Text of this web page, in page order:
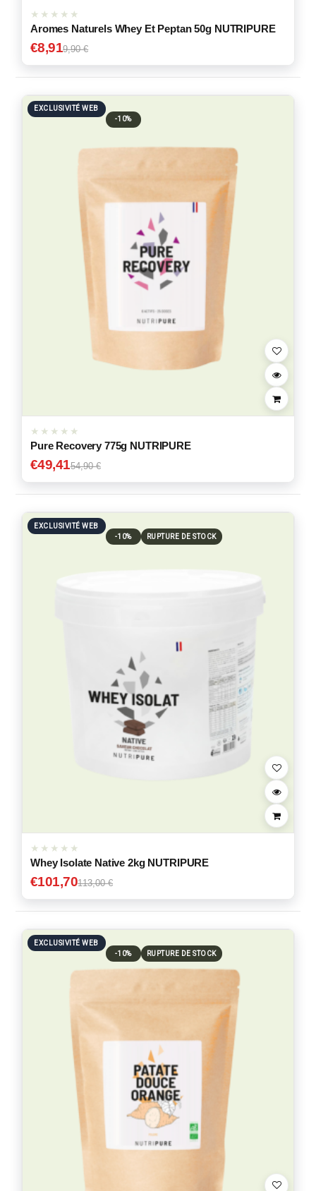
Aromes Naturels Whey Et Peptan 50g NUTRIPURE
€8,919,90 €
EXCLUSIVITÉ WEB
-10%
Pure Recovery 775g NUTRIPURE
€49,4154,90 €
EXCLUSIVITÉ WEB
-10%
RUPTURE DE STOCK
Whey Isolate Native 2kg NUTRIPURE
€101,70113,00 €
EXCLUSIVITÉ WEB
-10%
RUPTURE DE STOCK